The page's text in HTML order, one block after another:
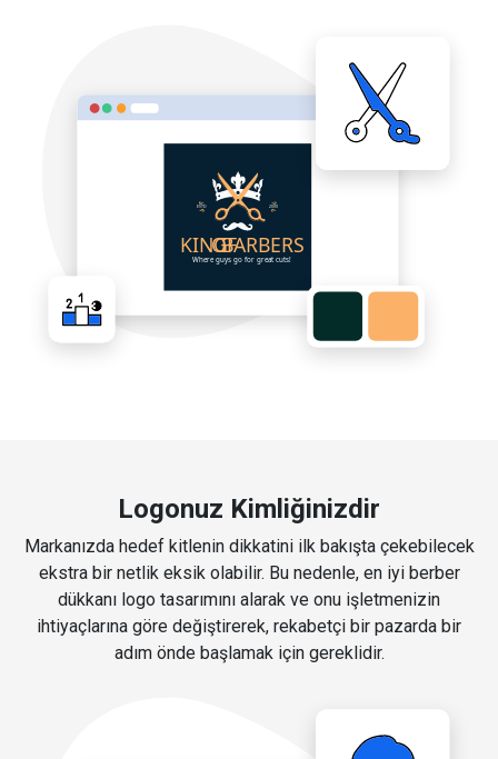
Logonuz Kimliğinizdir
Markanızda hedef kitlenin dikkatini ilk bakışta çekebilecek
ekstra bir netlik eksik olabilir. Bu nedenle, en iyi berber
dükkanı logo tasarımını alarak ve onu işletmenizin
ihtiyaçlarına göre değiştirerek, rekabetçi bir pazarda bir
adım önde başlamak için gereklidir.